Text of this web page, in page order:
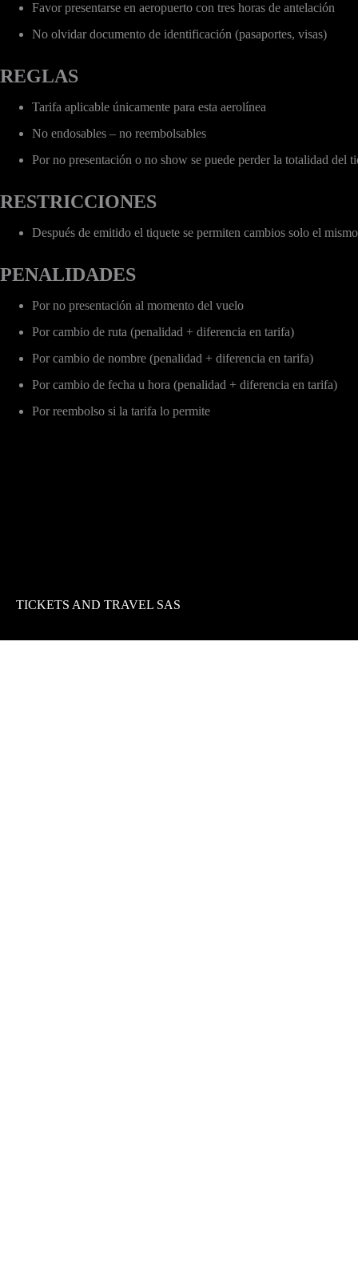
Favor presentarse en aeropuerto con tres horas de antelación
No olvidar documento de identificación (pasaportes, visas)
REGLAS
Tarifa aplicable únicamente para esta aerolínea
No endosables – no reembolsables
Por no presentación o no show se puede perder la totalidad del
RESTRICCIONES
Después de emitido el tiquete se permiten cambios solo el
PENALIDADES
Por no presentación al momento del vuelo
Por cambio de ruta (penalidad + diferencia en tarifa)
Por cambio de nombre (penalidad + diferencia en tarifa)
Por cambio de fecha u hora (penalidad + diferencia en tarifa)
Por reembolso si la tarifa lo permite
TICKETS AND TRAVEL SAS